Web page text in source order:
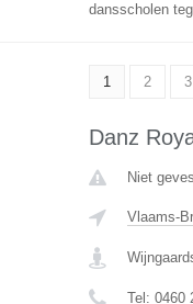
dansscholen
1 2 3
Danz
Niet
Vlaams-
Tel: 0460